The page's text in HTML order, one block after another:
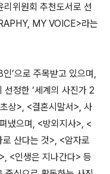
위원회 추천도서로 선
MY VOICE>라는
’으로 주목받고 있으며,
정한 ‘세계의 사진가 2
상>, <결혼시말서>, 사
냈으며, <방외지사>, <
산다는 것>, <암자로
<인생은 지나간다> 등